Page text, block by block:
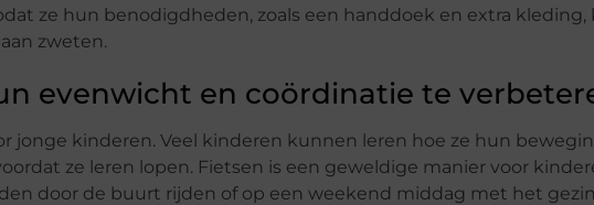
ze hun benodigdheden, zoals een handdoek en extra kleding,
zweten.
evenwicht en coördinatie te
jonge kinderen. Veel kinderen kunnen leren hoe ze hun
ze leren lopen. Fietsen is een geweldige manier voor
door de buurt rijden of op een weekend middag met het